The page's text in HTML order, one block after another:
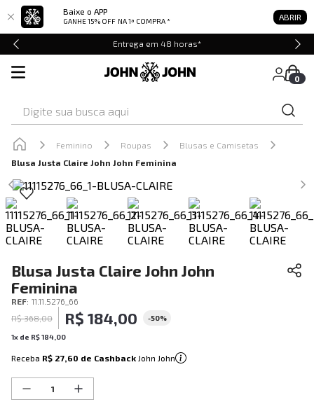
Baixe o APP
GANHE 15% OFF NA 1ª COMPRA * ABRIR
Entrega em 48 horas*
0
Feminino Roupas
Blusas e Camisetas
Blusa Justa Claire John John Feminina
Blusa Justa Claire John John
Feminina
REF: 11.11.5276_66
R$ 368,00 R$ 184,00 -50%
1x de R$184 00
Receba R$ 27,60 de Cashback John John